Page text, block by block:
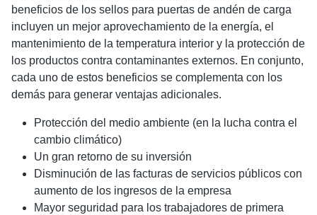
beneficios de los sellos para puertas de andén de carga
incluyen un mejor aprovechamiento de la energía, el
mantenimiento de la temperatura interior y la protección de
los productos contra contaminantes externos. En conjunto,
cada uno de estos beneficios se complementa con los
demás para generar ventajas adicionales.
Protección del medio ambiente (en la lucha contra el
cambio climático)
Un gran retorno de su inversión
Disminución de las facturas de servicios públicos con
aumento de los ingresos de la empresa
Mayor seguridad para los trabajadores de primera